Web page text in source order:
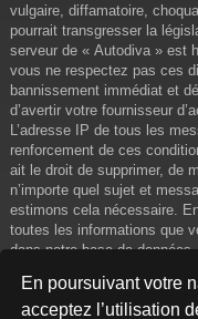
En poursuivant votre
acceptez l’utilisation
vulgaire, diffamatoire,
pourrait transgresser la
serveur de « Autodiva » est
vous ne respectez pas ces
bannissement immédiat et
d’avertir votre fournisseur
L’adresse IP de tous les
renforcement de ces
ait le droit de supprimer, de
n’importe quel sujet et
estimons cela nécessaire.
toutes les informations que
dans notre base de
diffusées à une tierce
phpBB, ne pourront être
de piratage informatique